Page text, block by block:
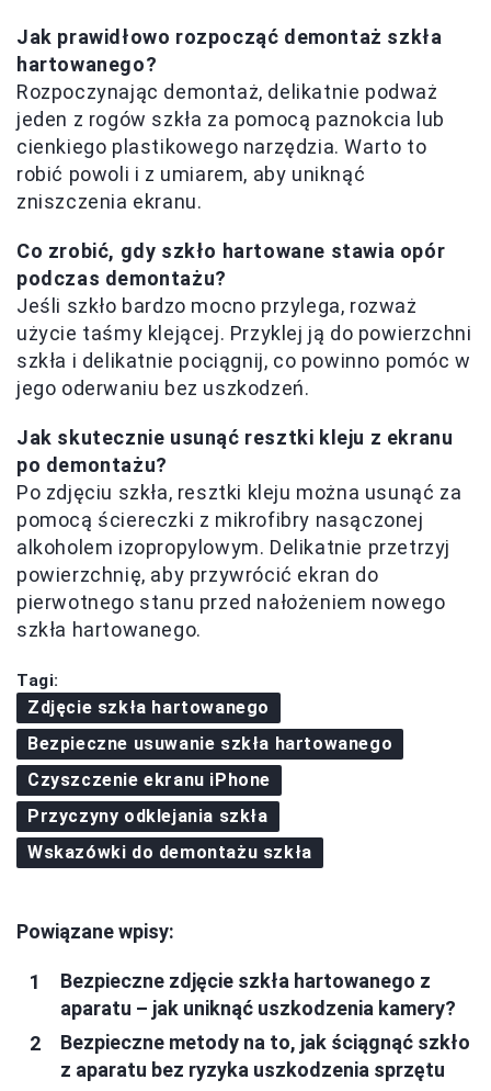
Jak prawidłowo rozpocząć demontaż szkła
hartowanego?
Rozpoczynając demontaż, delikatnie podważ
jeden z rogów szkła za pomocą paznokcia lub
cienkiego plastikowego narzędzia. Warto to
robić powoli i z umiarem, aby uniknąć
zniszczenia ekranu.
Co zrobić, gdy szkło hartowane stawia opór
podczas demontażu?
Jeśli szkło bardzo mocno przylega, rozważ
użycie taśmy klejącej. Przyklej ją do powierzchni
szkła i delikatnie pociągnij, co powinno pomóc w
jego oderwaniu bez uszkodzeń.
Jak skutecznie usunąć resztki kleju z ekranu
po demontażu?
Po zdjęciu szkła, resztki kleju można usunąć za
pomocą ściereczki z mikrofibry nasączonej
alkoholem izopropylowym. Delikatnie przetrzyj
powierzchnię, aby przywrócić ekran do
pierwotnego stanu przed nałożeniem nowego
szkła hartowanego.
Tagi:
Zdjęcie szkła hartowanego
Bezpieczne usuwanie szkła hartowanego
Czyszczenie ekranu iPhone
Przyczyny odklejania szkła
Wskazówki do demontażu szkła
Powiązane wpisy:
Bezpieczne zdjęcie szkła hartowanego z
aparatu – jak uniknąć uszkodzenia kamery?
Bezpieczne metody na to, jak ściągnąć szkło
z aparatu bez ryzyka uszkodzenia sprzętu